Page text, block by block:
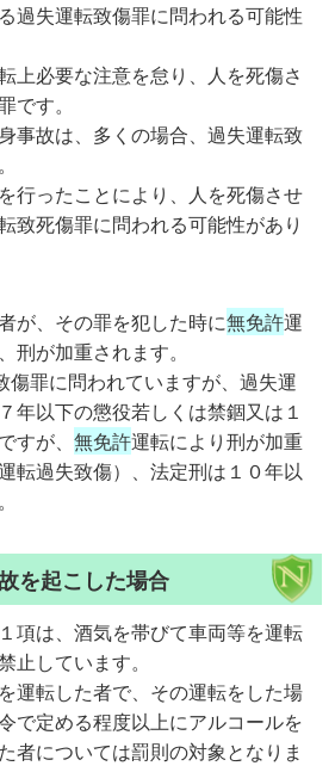
過失運転致傷罪に問われる可能性
上必要な注意を怠り、人を死傷さ
です。
事故は、多くの場合、過失運転致
行ったことにより、人を死傷させ
致死傷罪に問われる可能性があり
が、その罪を犯した時に無免許運
刑が加重されます。
傷罪に問われていますが、過失運
年以下の懲役若しくは禁錮又は１
すが、無免許運転により刑が加重
転過失致傷）、法定刑は１０年以
を起こした場合
項は、酒気を帯びて車両等を運転
止しています。
運転した者で、その運転をした場
で定める程度以上にアルコールを
者については罰則の対象となりま